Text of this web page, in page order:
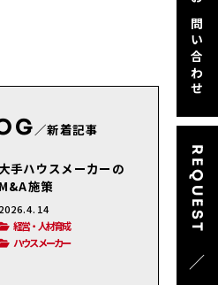
お問い合わせ
REQUEST
／
／新着記事
大手ハウスメーカーの
M&A施策
2026.4.14
経営・人材育成
ハウスメーカー